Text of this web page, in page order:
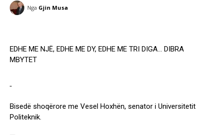
Nga Gjin Musa
EDHE ME NJË, EDHE ME DY, EDHE ME TRI DIGA… DIBRA
MBYTET
Bisedë shoqërore me Vesel Hoxhën, senator i Universitetit
Politeknik.